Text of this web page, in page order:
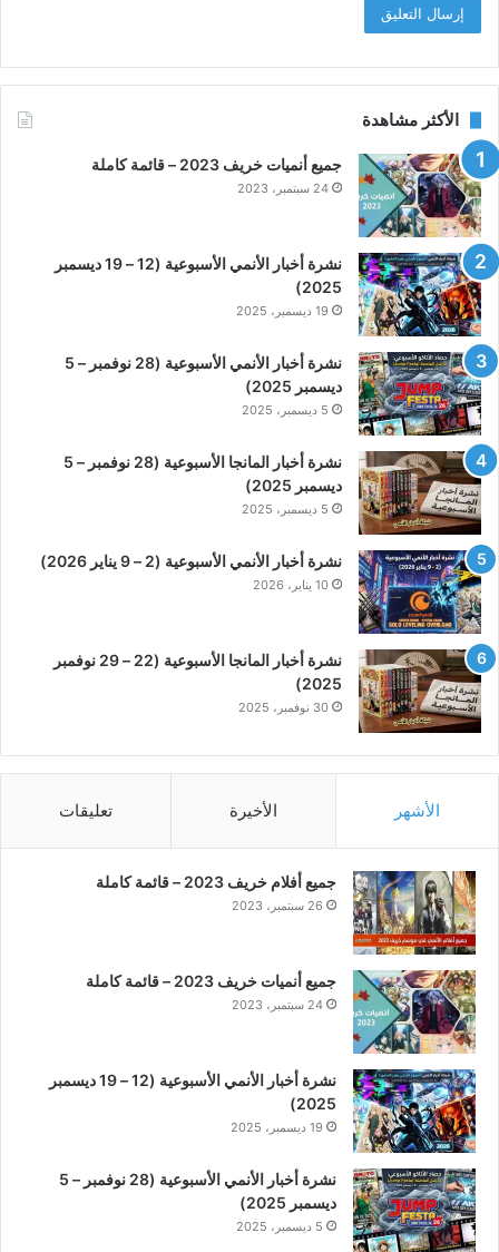
الأكثر مشاهدة
جميع أنميات خريف 2023 – قائمة كاملة
24 سبتمبر، 2023
نشرة أخبار الأنمي الأسبوعية (12 – 19 ديسمبر
2025)
19 ديسمبر، 2025
نشرة أخبار الأنمي الأسبوعية (28 نوفمبر – 5
ديسمبر 2025)
5 ديسمبر، 2025
نشرة أخبار المانجا الأسبوعية (28 نوفمبر – 5
ديسمبر 2025)
5 ديسمبر، 2025
نشرة أخبار الأنمي الأسبوعية (2 – 9 يناير 2026)
10 يناير، 2026
نشرة أخبار المانجا الأسبوعية (22 – 29 نوفمبر
2025)
30 نوفمبر، 2025
الأشهر الأخيرة تعليقات
جميع أفلام خريف 2023 – قائمة كاملة
26 سبتمبر، 2023
جميع أنميات خريف 2023 – قائمة كاملة
24 سبتمبر، 2023
نشرة أخبار الأنمي الأسبوعية (12 – 19 ديسمبر
2025)
19 ديسمبر، 2025
نشرة أخبار الأنمي الأسبوعية (28 نوفمبر – 5
ديسمبر 2025)
5 ديسمبر، 2025